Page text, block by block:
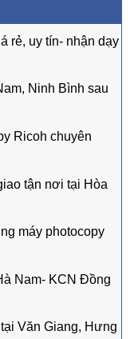
rẻ, uy tín- nhận dạy
Ninh Bình sau
Ricoh chuyên
tận nơi tại Hòa
máy photocopy
Nam- KCN Đồng
Văn Giang, Hưng